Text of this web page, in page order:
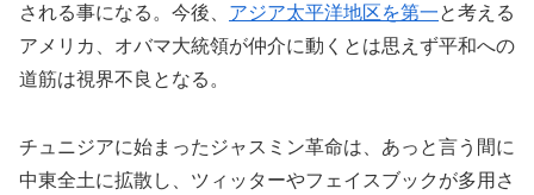
される事になる。今後、 アジア太平洋地区を第一と考える
アメリカ、オバマ大統領が仲介に動くとは思えず平和への
道筋は視界不良となる。
チュニジアに始まったジャスミン革命は、あっと言う間に
中東全土に拡散し、ツィッターやフェイスブックが多用さ